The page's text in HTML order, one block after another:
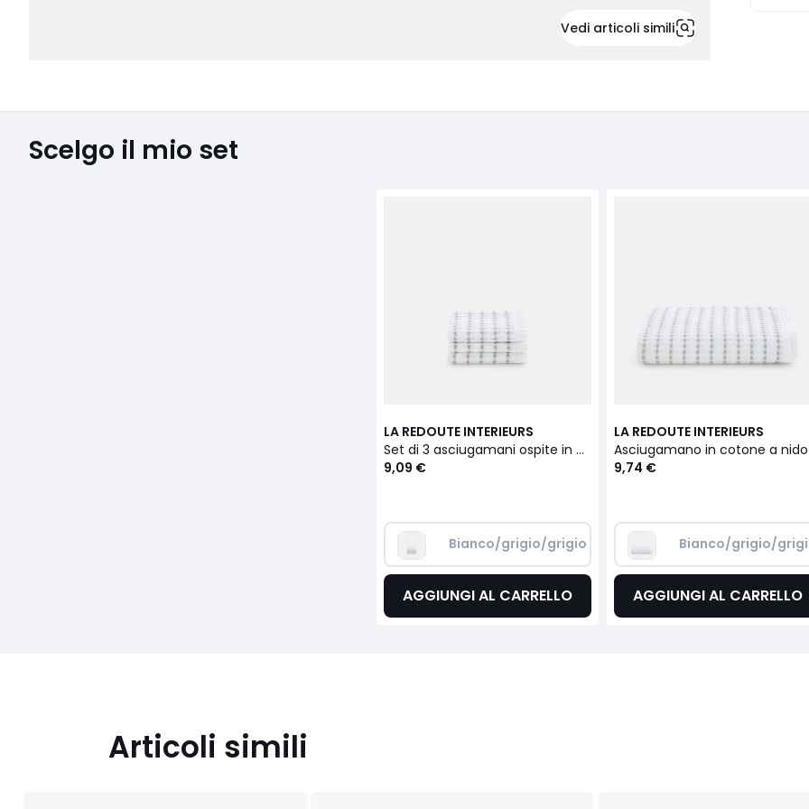
Vedi articoli simili
Scelgo il mio set
LA REDOUTE INTERIEURS
Set di 3 asciugamani ospite in cotone a nido d'ape, TIFLI RAYÉ
9,09 €
Bianco/grigio/grigio
AGGIUNGI AL CARRELLO
LA REDOUTE INTERIEURS
9,74 €
Bianco/grigio/
AGGIUNGI AL CARRELLO
Articoli simili